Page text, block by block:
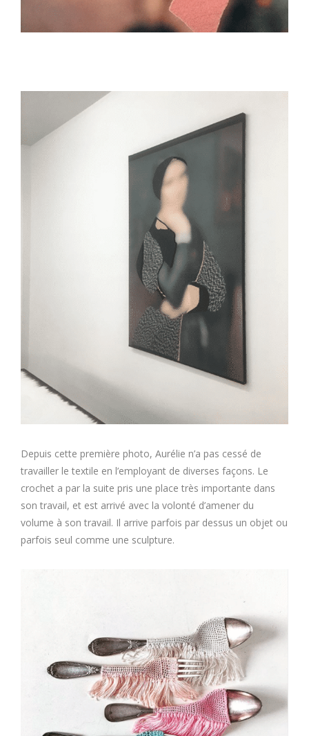
Depuis cette première photo, Aurélie n’a pas cessé de
travailler le textile en l’employant de diverses façons. Le
crochet a par la suite pris une place très importante dans
son travail, et est arrivé avec la volonté d’amener du
volume à son travail. Il arrive parfois par dessus un objet ou
parfois seul comme une sculpture.